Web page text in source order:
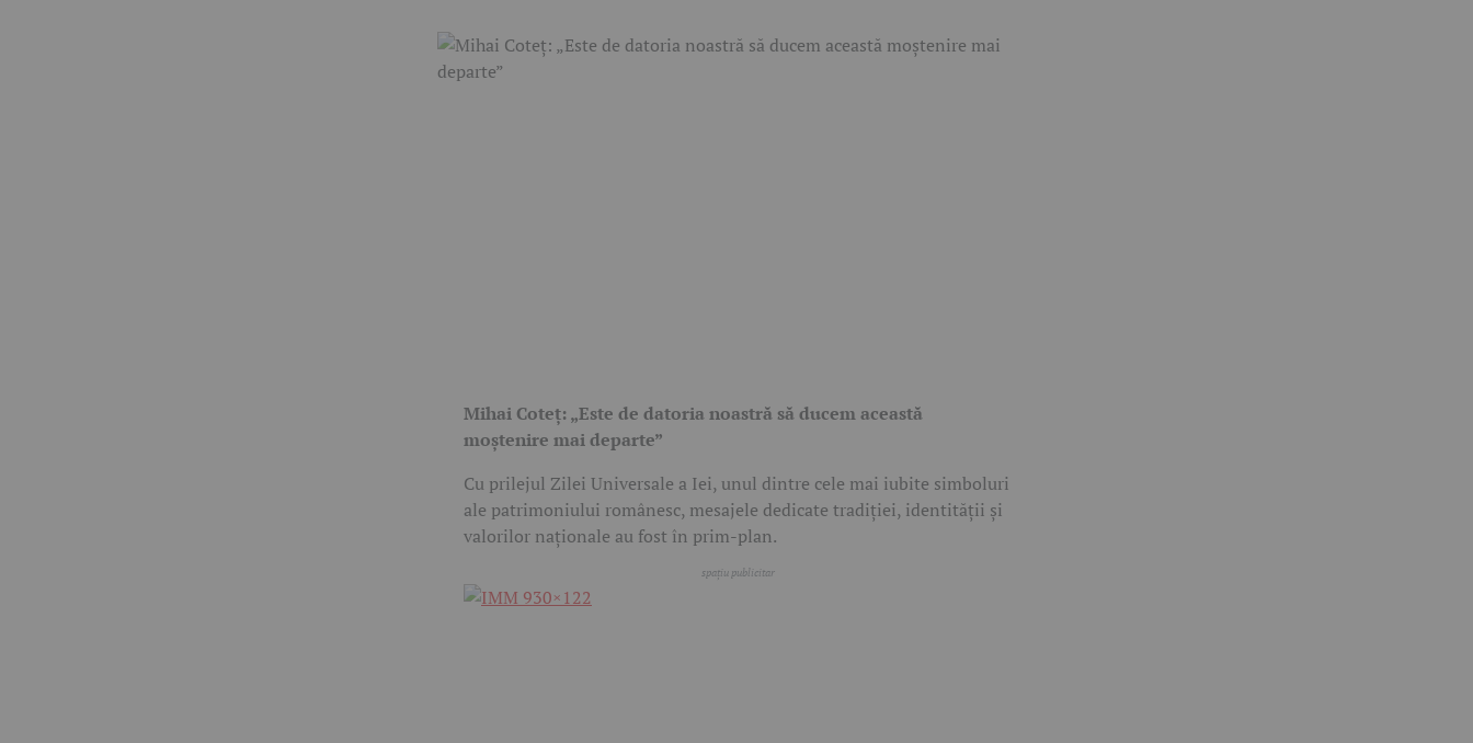
Mihai Coteț: „Este de datoria noastră să ducem această
moștenire mai departe”
Cu prilejul Zilei Universale a Iei, unul dintre cele mai iubite simboluri
ale patrimoniului românesc, mesajele dedicate tradiției, identității și
valorilor naționale au fost în prim-plan.